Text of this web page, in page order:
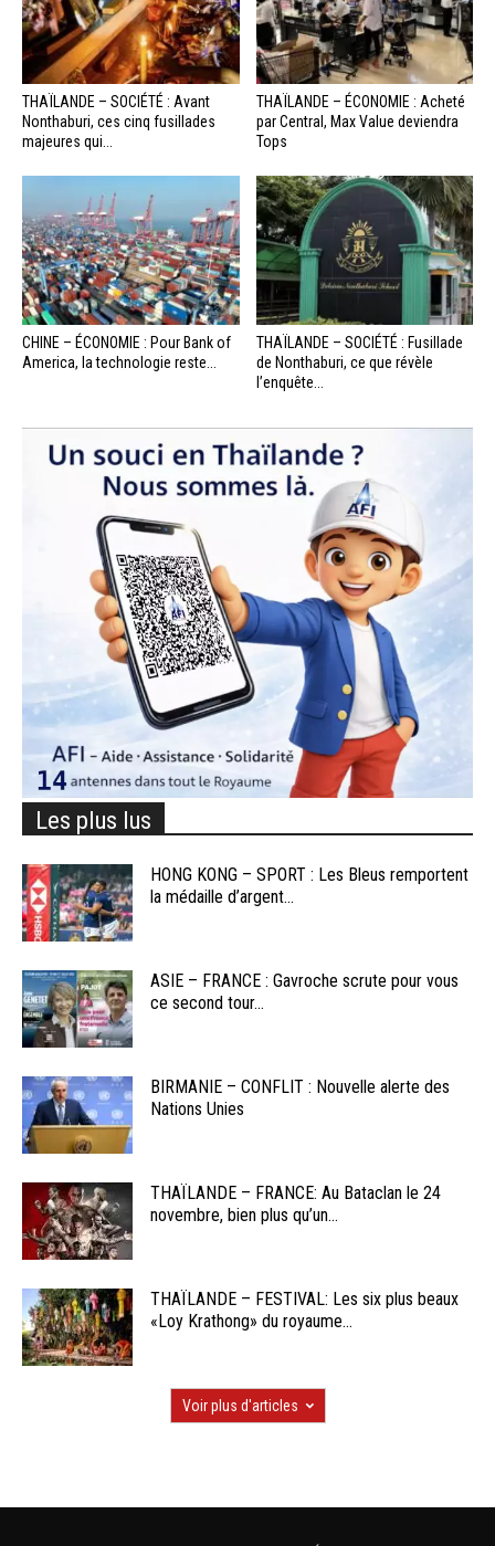
THAÏLANDE – SOCIÉTÉ : Avant
Nonthaburi, ces cinq fusillades
majeures qui...
THAÏLANDE – ÉCONOMIE : Acheté
par Central, Max Value deviendra
Tops
CHINE – ÉCONOMIE : Pour Bank of
America, la technologie reste...
THAÏLANDE – SOCIÉTÉ : Fusillade
de Nonthaburi, ce que révèle
l’enquête...
Les plus lus
HONG KONG – SPORT : Les Bleus remportent
la médaille d’argent...
ASIE – FRANCE : Gavroche scrute pour vous
ce second tour...
BIRMANIE – CONFLIT : Nouvelle alerte des
Nations Unies
THAÏLANDE – FRANCE: Au Bataclan le 24
novembre, bien plus qu’un...
THAÏLANDE – FESTIVAL: Les six plus beaux
«Loy Krathong» du royaume...
Voir plus d'articles